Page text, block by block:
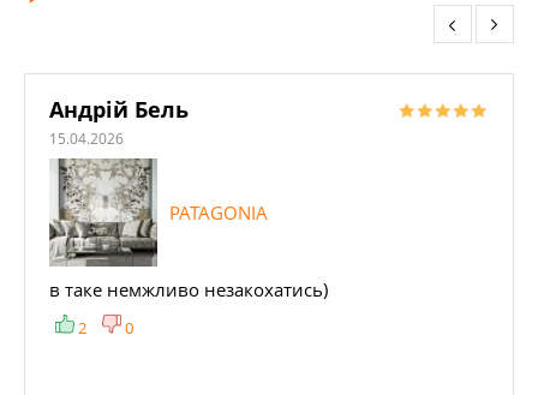
Андрій Бель
15.04.2026
PATAGONIA
в таке немжливо незакохатись)
2 0